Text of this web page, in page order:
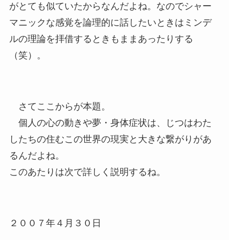
がとても似ていたからなんだよね。なのでシャー
マニックな感覚を論理的に話したいときはミンデ
ルの理論を拝借するときもままあったりする
（笑）。
さてここからが本題。
個人の心の動きや夢・身体症状は、じつはわた
したちの住むこの世界の現実と大きな繋がりがあ
るんだよね。
このあたりは次で詳しく説明するね。
２００７年４月３０日